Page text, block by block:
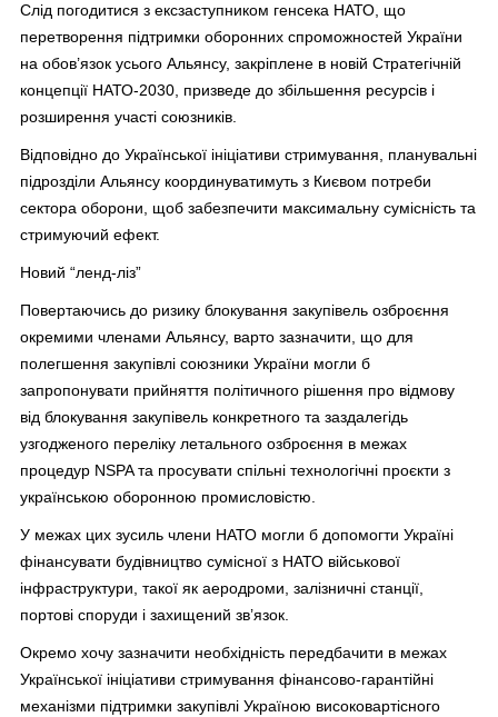
Слід погодитися з ексзаступником генсека НАТО, що
перетворення підтримки оборонних спроможностей України
на обов’язок усього Альянсу, закріплене в новій Стратегічній
концепції НАТО-2030, призведе до збільшення ресурсів і
розширення участі союзників.
Відповідно до Української ініціативи стримування, планувальні
підрозділи Альянсу координуватимуть з Києвом потреби
сектора оборони, щоб забезпечити максимальну сумісність та
стримуючий ефект.
Новий “ленд-ліз”
Повертаючись до ризику блокування закупівель озброєння
окремими членами Альянсу, варто зазначити, що для
полегшення закупівлі союзники України могли б
запропонувати прийняття політичного рішення про відмову
від блокування закупівель конкретного та заздалегідь
узгодженого переліку летального озброєння в межах
процедур NSPA та просувати спільні технологічні проєкти з
українською оборонною промисловістю.
У межах цих зусиль члени НАТО могли б допомогти Україні
фінансувати будівництво сумісної з НАТО військової
інфраструктури, такої як аеродроми, залізничні станції,
портові споруди і захищений зв’язок.
Окремо хочу зазначити необхідність передбачити в межах
Української ініціативи стримування фінансово-гарантійні
механізми підтримки закупівлі Україною високовартісного